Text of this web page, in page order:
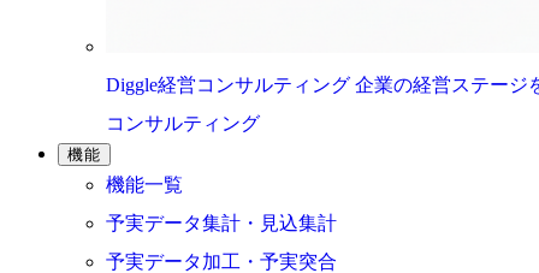
Diggle経営コンサルティング 企業の経営ステージ
コンサルティング
機能
機能一覧
予実データ集計・見込集計
予実データ加工・予実突合